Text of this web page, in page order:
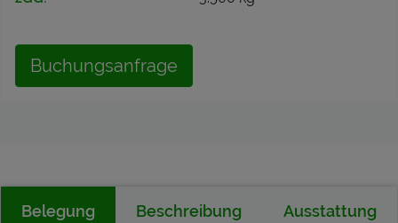
Buchungsanfrage
Belegung Beschreibung Ausstattung